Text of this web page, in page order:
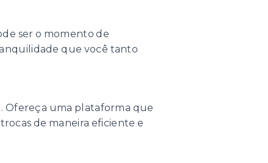
ser o momento de
que você tanto
Ofereça uma plataforma que
de maneira eficiente e